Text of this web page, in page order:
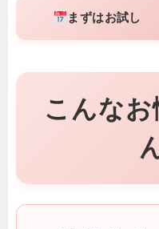
まずはお試し
こんな